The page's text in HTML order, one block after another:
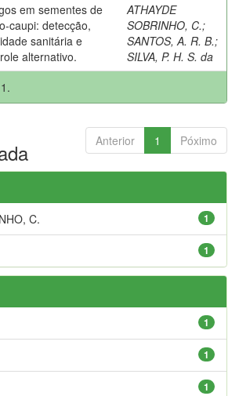
em sementes de
caupi: detecção,
sanitária e
alternativo.
ATHAYDE
SOBRINHO, C.;
SANTOS, A. R. B.;
SILVA, P. H. S. da
Anterior 1 Póximo
1
C.
1
1
1
1